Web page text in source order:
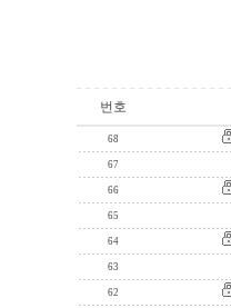
번호
68
67
66
65
64
63
62